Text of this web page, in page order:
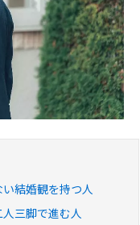
結婚観を持つ人
三脚で進む人